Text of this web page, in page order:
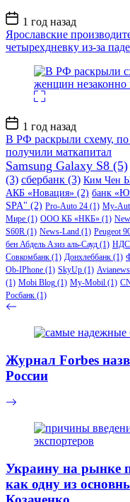
Дата
записи
1 год назад
Ярославские
четырехдневку из-за
Дата
записи
1 год назад
В РФ раскрыли схему,
получили маткапитал
Samsung Galaxy S8 (5)
(3) сбербанк (3) Ким Чен
АКБ «Новация» (2) банк
SPA" (2) Pro-Auto 24 (1) My-
Мире (1) ООО КБ «НКБ» (1)
S60R (1) News-Land (1) Peugeot
бен Абдель Азиз аль-Сауд (1) НДС
Совкомбанк (1) Донхлеббанк (1)
Ob-IPhone (1) SkyUp (1)
(1) Mobi Blog (1) My-Mobil (1)
Росбанк (1)
Журнал Forbes
России‍
Украину на рынке
как одну из